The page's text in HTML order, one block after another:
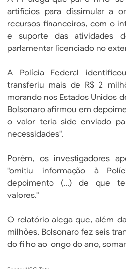
artifícios para dissimular a
recursos financeiros, com o
e suporte das atividades
parlamentar licenciado no
A Polícia Federal
transferiu mais de R$ 2
morando nos Estados Unidos
Bolsonaro afirmou em
o valor teria sido enviado
necessidades".
Porém, os investigadores
"omitiu informação à
depoimento (...) de que
valores."
O relatório alega que, além
milhões, Bolsonaro fez seis
do filho ao longo do ano,